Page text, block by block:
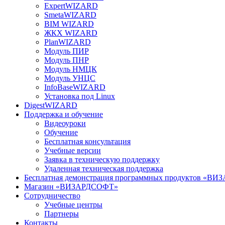
ExpertWIZARD
SmetaWIZARD
BIM WIZARD
ЖКХ WIZARD
PlanWIZARD
Модуль ПИР
Модуль ПНР
Модуль НМЦК
Модуль УНЦС
InfoBaseWIZARD
Установка под Linux
DigestWIZARD
Поддержка и обучение
Видеоуроки
Обучение
Бесплатная консультация
Учебные версии
Заявка в техническую поддержку
Удаленная техническая поддержка
Бесплатная демонстрация программных продуктов
Магазин «ВИЗАРДСОФТ»
Сотрудничество
Учебные центры
Партнеры
Контакты